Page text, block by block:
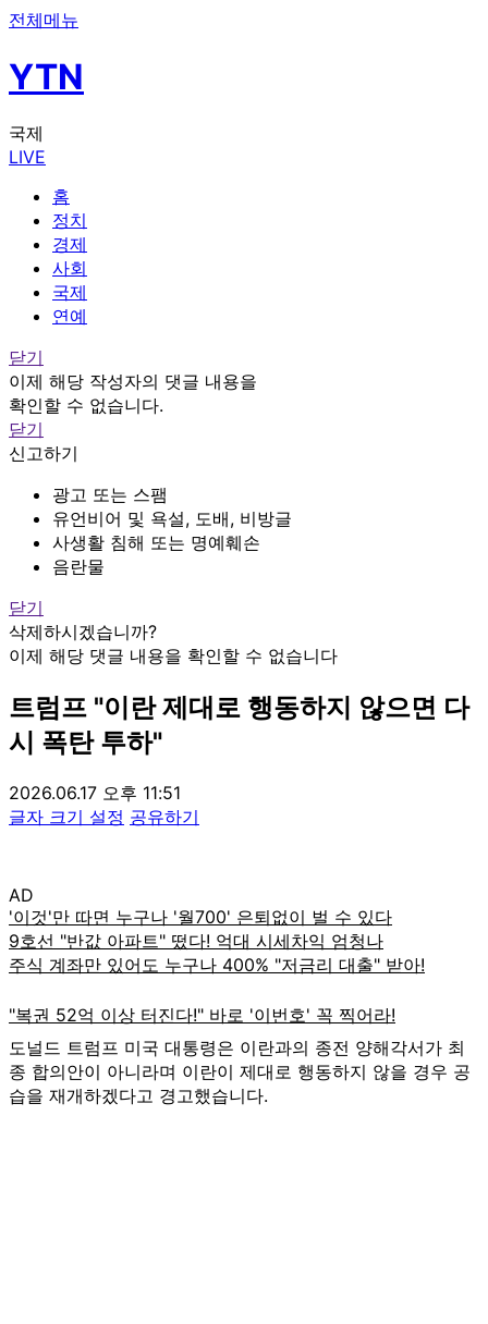
전체메뉴
YTN
국제
LIVE
홈
정치
경제
사회
국제
연예
닫기
이제 해당 작성자의 댓글 내용을
확인할 수 없습니다.
닫기
신고하기
광고 또는 스팸
유언비어 및 욕설, 도배, 비방글
사생활 침해 또는 명예훼손
음란물
닫기
삭제하시겠습니까?
이제 해당 댓글 내용을 확인할 수 없습니다
트럼프 "이란 제대로 행동하지 않으면 다
시 폭탄 투하"
2026.06.17 오후 11:51
글자 크기 설정 공유하기
AD
도널드 트럼프 미국 대통령은 이란과의 종전 양해각서가 최
종 합의안이 아니라며 이란이 제대로 행동하지 않을 경우 공
습을 재개하겠다고 경고했습니다.